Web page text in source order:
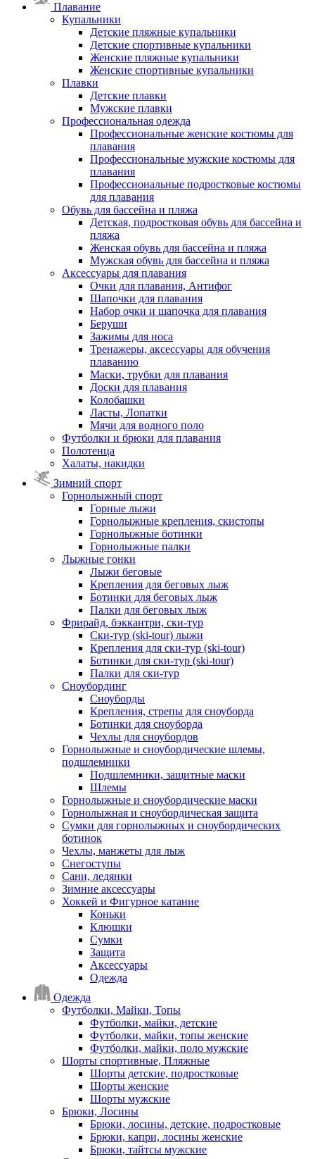
Плавание
Купальники
Детские пляжные купальники
Детские спортивные купальники
Женские пляжные купальники
Женские спортивные купальники
Плавки
Детские плавки
Мужские плавки
Профессиональная одежда
Профессиональные женские костюмы для
плавания
Профессиональные мужские костюмы для
плавания
Профессиональные подростковые костюмы
для плавания
Обувь для бассейна и пляжа
Детская, подростковая обувь для бассейна и
пляжа
Женская обувь для бассейна и пляжа
Мужская обувь для бассейна и пляжа
Аксессуары для плавания
Очки для плавания, Антифог
Шапочки для плавания
Набор очки и шапочка для плавания
Беруши
Зажимы для носа
Тренажеры, аксессуары для обучения
плаванию
Маски, трубки для плавания
Доски для плавания
Колобашки
Ласты, Лопатки
Мячи для водного поло
Футболки и брюки для плавания
Полотенца
Халаты, накидки
Зимний спорт
Горнолыжный спорт
Горные лыжи
Горнолыжные крепления, скистопы
Горнолыжные ботинки
Горнолыжные палки
Лыжные гонки
Лыжи беговые
Крепления для беговых лыж
Ботинки для беговых лыж
Палки для беговых лыж
Фрирайд, бэккантри, ски-тур
Ски-тур (ski-tour) лыжи
Крепления для ски-тур (ski-tour)
Ботинки для ски-тур (ski-tour)
Палки для ски-тур
Сноубординг
Сноуборды
Крепления, стрепы для сноуборда
Ботинки для сноуборда
Чехлы для сноубордов
Горнолыжные и сноубордические шлемы,
подшлемники
Подшлемники, защитные маски
Шлемы
Горнолыжные и сноубордические маски
Горнолыжная и сноубордическая защита
Сумки для горнолыжных и сноубордических
ботинок
Чехлы, манжеты для лыж
Снегоступы
Сани, ледянки
Зимние аксессуары
Хоккей и Фигурное катание
Коньки
Клюшки
Сумки
Защита
Аксессуары
Одежда
Одежда
Футболки, Майки, Топы
Футболки, майки, детские
Футболки, майки, топы женские
Футболки, майки, поло мужские
Шорты спортивные, Пляжные
Шорты детские, подростковые
Шорты женские
Шорты мужские
Брюки, Лосины
Брюки, лосины, детские, подростковые
Брюки, капри, лосины женские
Брюки, тайтсы мужские